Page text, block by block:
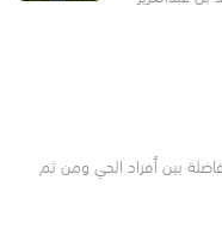
بين أفراد الحي ومن ثم